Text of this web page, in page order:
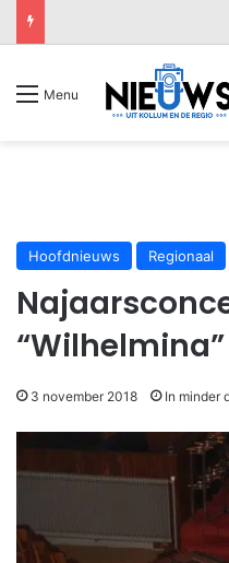
Menu
Hoofdnieuws Regionaal
“Wilhelmina”
3 november 2018 In minder